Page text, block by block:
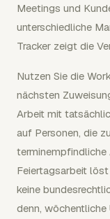
Meetings und
unterschiedliche
Tracker zeigt die
Nutzen Sie die
nächsten
Arbeit mit
auf Personen, die
terminempfindliche
Feiertagsarbeit
keine
denn,